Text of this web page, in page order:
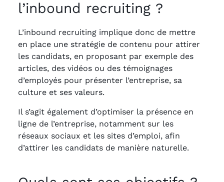
l’inbound recruiting ?
L’inbound recruiting implique donc de mettre
en place une stratégie de contenu pour attirer
les candidats, en proposant par exemple des
articles, des vidéos ou des témoignages
d’employés pour présenter l’entreprise, sa
culture et ses valeurs.
Il s’agit également d’optimiser la présence en
ligne de l’entreprise, notamment sur les
réseaux sociaux et les sites d’emploi, afin
d’attirer les candidats de manière naturelle.